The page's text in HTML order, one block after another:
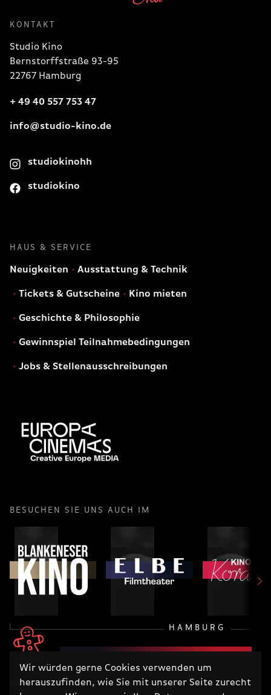
Wir würden gerne Cookies verwenden um
herauszufinden, wie Sie mit unserer Seite zurecht
KONTAKT
Studio Kino
Bernstorffstraße 93-95
22767 Hamburg
+ 49 40 557 753 47
info@studio-kino.de
studiokinohh
studiokino
HAUS & SERVICE
Neuigkeiten Ausstattung & Technik
Tickets & Gutscheine Kino mieten
Geschichte & Philosophie
Gewinnspiel Teilnahmebedingungen
Jobs & Stellenausschreibungen
BESUCHEN SIE UNS AUCH IM
HAMBURG
RECHTLICHES